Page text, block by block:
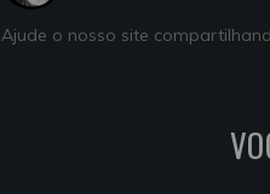
Ajude o nosso site